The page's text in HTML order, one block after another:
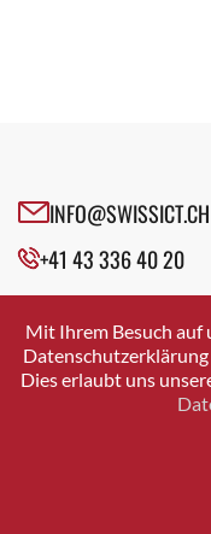
INFO@SWISSICT.CH
+41 43 336 40 20
SWISSICT
VULKANSTRASSE 120
8048 ZURICH
Mit Ihrem Besuch auf
Dies erlaubt uns